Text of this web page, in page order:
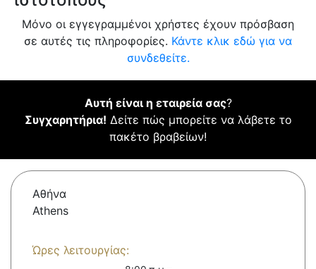
Μόνο οι εγγεγραμμένοι χρήστες έχουν πρόσβαση
σε αυτές τις πληροφορίες. Κάντε κλικ εδώ για να
συνδεθείτε.
Αυτή είναι η εταιρεία σας?
Συγχαρητήρια! Δείτε πώς μπορείτε να λάβετε το
πακέτο βραβείων!
Αθήνα
Athens
Ώρες λειτουργίας: